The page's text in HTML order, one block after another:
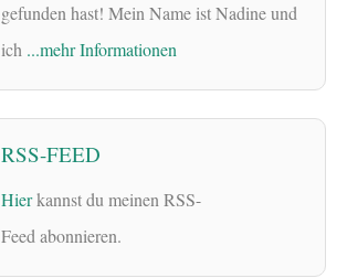
gefunden hast! Mein Name ist Nadine und
ich ...mehr Informationen
RSS-FEED
Hierkannst du meinen RSS-
Feed abonnieren.